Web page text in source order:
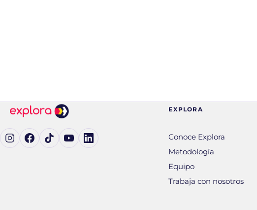
Ig (se abre en una pestaña nueva)
Fb (se abre en una pestaña nueva)
tK (se abre en una pestaña nueva)
yT (se abre en una pestaña nueva)
in (se abre en una pestaña nueva)
EXPLORA
Conoce Explora
Metodología
Equipo
Trabaja con nosotros